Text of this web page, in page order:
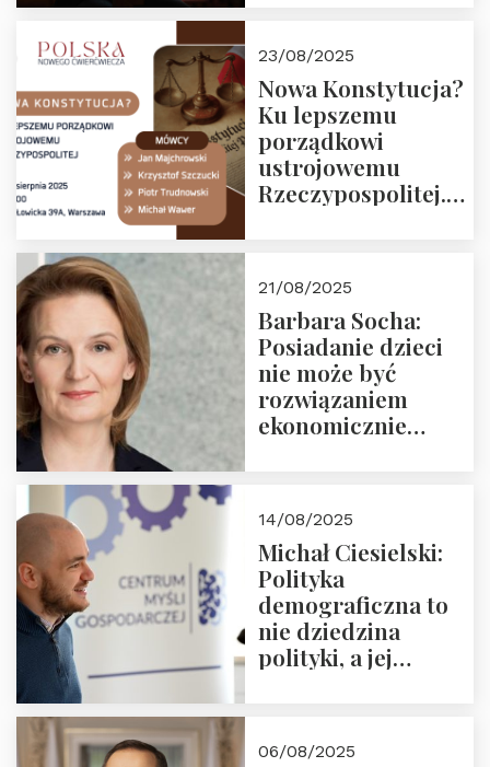
23/08/2025
Nowa Konstytucja?
Ku lepszemu
porządkowi
ustrojowemu
Rzeczypospolitej.
Nowego
Ćwierćwiecza”
21/08/2025
Barbara Socha:
Posiadanie dzieci
nie może być
rozwiązaniem
ekonomicznie
14/08/2025
Michał Ciesielski:
Polityka
demograficzna to
nie dziedzina
polityki, a jej
06/08/2025